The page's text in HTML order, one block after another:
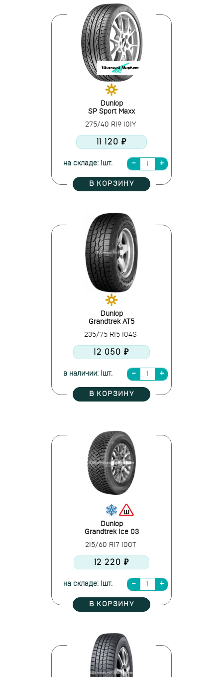
Dunlop
SP Sport Maxx
275/40 R19 101Y
11 120 ₽
на складе: 1шт.
В КОРЗИНУ
Dunlop
Grandtrek AT5
235/75 R15 104S
12 050 ₽
в наличии: 1шт.
В КОРЗИНУ
Dunlop
Grandtrek Ice 03
215/60 R17 100T
12 220 ₽
на складе: 1шт.
В КОРЗИНУ